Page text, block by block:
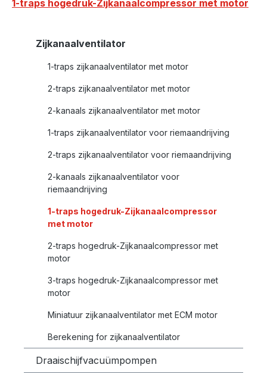
1-traps hogedruk-Zijkanaalcompressor met motor
Zijkanaalventilator
1-traps zijkanaalventilator met motor
2-traps zijkanaalventilator met motor
2-kanaals zijkanaalventilator met motor
1-traps zijkanaalventilator voor riemaandrijving
2-traps zijkanaalventilator voor riemaandrijving
2-kanaals zijkanaalventilator voor
riemaandrijving
1-traps hogedruk-Zijkanaalcompressor
met motor
2-traps hogedruk-Zijkanaalcompressor met
motor
3-traps hogedruk-Zijkanaalcompressor met
motor
Miniatuur zijkanaalventilator met ECM motor
Berekening for zijkanaalventilator
Draaischijfvacuümpompen